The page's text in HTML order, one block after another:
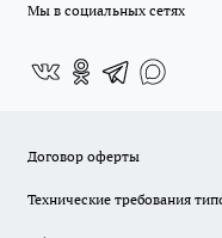
Мы в социальных сетях
Договор оферты
Технические требования